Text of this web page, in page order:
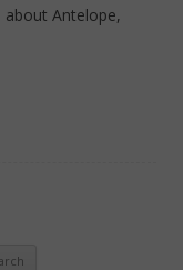
Antelope,